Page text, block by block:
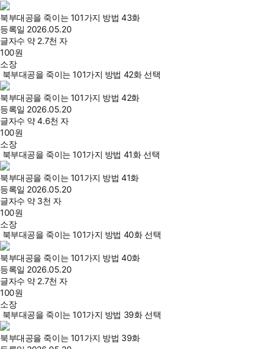
북부대공을 죽이는 101가지 방법 43화
등록일 2026.05.20
글자수 약 2.7천 자
100원
소장
북부대공을 죽이는 101가지 방법 42화 선택
북부대공을 죽이는 101가지 방법 42화
등록일 2026.05.20
글자수 약 4.6천 자
100원
소장
북부대공을 죽이는 101가지 방법 41화 선택
북부대공을 죽이는 101가지 방법 41화
등록일 2026.05.20
글자수 약 3천 자
100원
소장
북부대공을 죽이는 101가지 방법 40화 선택
북부대공을 죽이는 101가지 방법 40화
등록일 2026.05.20
글자수 약 2.7천 자
100원
소장
북부대공을 죽이는 101가지 방법 39화 선택
북부대공을 죽이는 101가지 방법 39화